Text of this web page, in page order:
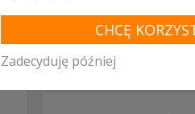
CHCĘ
Zadecyduję później